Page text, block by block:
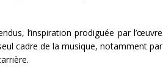
l’inspiration prodiguée par l’œuvre
cadre de la musique, notamment par